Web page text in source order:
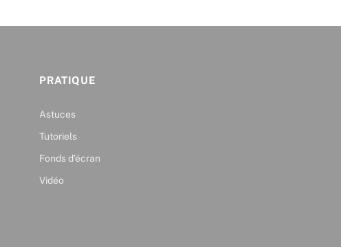
PRATIQUE
Astuces
Tutoriels
Fonds d’écran
Vidéo